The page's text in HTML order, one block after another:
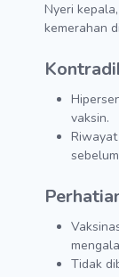
Nyeri
kemerahan
vaksin.
Tidak